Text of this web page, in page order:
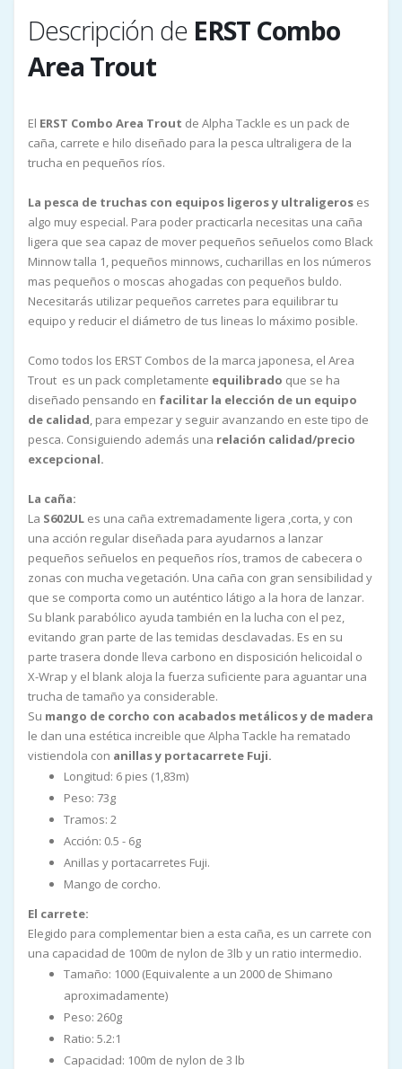
Descripción de ERST Combo
Area Trout
El ERST Combo Area Trout de Alpha Tackle es un pack de
caña, carrete e hilo diseñado para la pesca ultraligera de la
trucha en pequeños ríos.
La pesca de truchas con equipos ligeros y ultraligeros es
algo muy especial. Para poder practicarla necesitas una caña
ligera que sea capaz de mover pequeños señuelos como Black
Minnow talla 1, pequeños minnows, cucharillas en los números
mas pequeños o moscas ahogadas con pequeños buldo.
Necesitarás utilizar pequeños carretes para equilibrar tu
equipo y reducir el diámetro de tus lineas lo máximo posible.
Como todos los ERST Combos de la marca japonesa, el Area
Trout es un pack completamente equilibrado que se ha
diseñado pensando en facilitar la elección de un equipo
de calidad, para empezar y seguir avanzando en este tipo de
pesca. Consiguiendo además una relación calidad/precio
excepcional.
La caña:
La S602UL es una caña extremadamente ligera ,corta, y con
una acción regular diseñada para ayudarnos a lanzar
pequeños señuelos en pequeños ríos, tramos de cabecera o
zonas con mucha vegetación. Una caña con gran sensibilidad y
que se comporta como un auténtico látigo a la hora de lanzar.
Su blank parabólico ayuda también en la lucha con el pez,
evitando gran parte de las temidas desclavadas. Es en su
parte trasera donde lleva carbono en disposición helicoidal o
X-Wrap y el blank aloja la fuerza suficiente para aguantar una
trucha de tamaño ya considerable.
Su mango de corcho con acabados metálicos y de madera
le dan una estética increible que Alpha Tackle ha rematado
vistiendola con anillas y portacarrete Fuji.
Longitud: 6 pies (1,83m)
Peso: 73g
Tramos: 2
Acción: 0.5 - 6g
Anillas y portacarretes Fuji.
Mango de corcho.
El carrete:
Elegido para complementar bien a esta caña, es un carrete con
una capacidad de 100m de nylon de 3lb y un ratio intermedio.
Tamaño: 1000 (Equivalente a un 2000 de Shimano
aproximadamente)
Peso: 260g
Ratio: 5.2:1
Capacidad: 100m de nylon de 3 lb